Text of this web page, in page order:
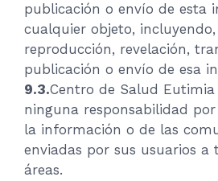
publicación o envío de esta
cualquier objeto,
reproducción, revelación,
publicación o envío de esa
9.3.Centro de Salud
ninguna responsabilidad
la información o de las
enviadas por sus usuarios a
áreas.